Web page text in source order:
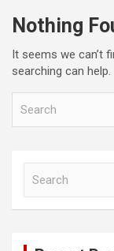
Nothing
It seems we can’t
searching can help.